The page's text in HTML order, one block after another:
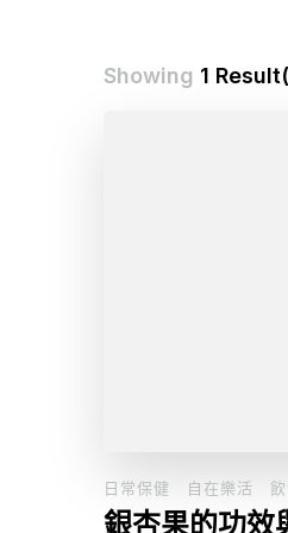
Showing 1
日常保健 自在樂活
銀杏果的功效